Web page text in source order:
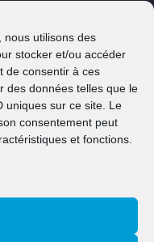
nous utilisons des
stocker et/ou accéder
de consentir à ces
des données telles que le
uniques sur ce site. Le
consentement peut
et fonctions.